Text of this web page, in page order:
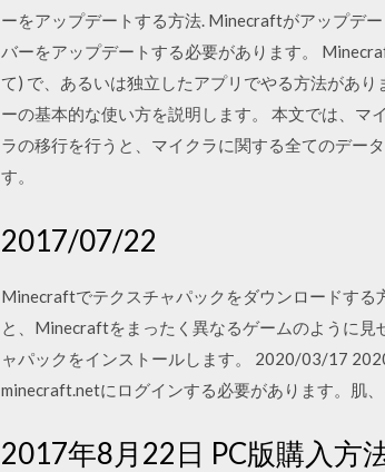
ーをアップデートする方法. Minecraftがアップデ
バーをアップデートする必要があります。
て) で、あるいは独立したアプリでやる方法があ
ーの基本的な使い方を説明します。 本文では、マ
ラの移行を行うと、マイクラに関する全てのデー
す。
2017/07/22
Minecraftでテクスチャパックをダウンロードす
と、Minecraftをまったく異なるゲームのように
ャパックをインストールします。 2020/03/17
minecraft.netにログインする必要があります。肌
2017年8月22日 PC版購入方